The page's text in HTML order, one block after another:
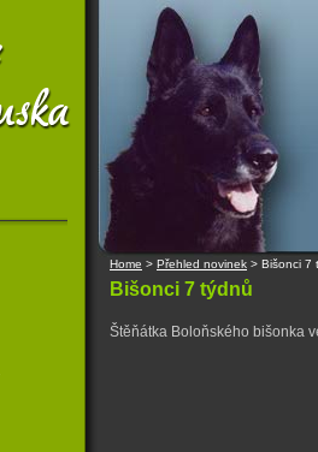
Home > Přehled novinek > Bišonci 7
Bišonci 7 týdnů
Štěňátka Boloňského bišonka